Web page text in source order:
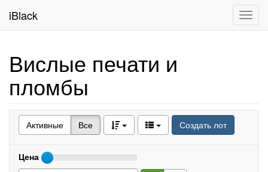
iBlack
Вислые печати и
пломбы
Активные Все Создать лот
Цена